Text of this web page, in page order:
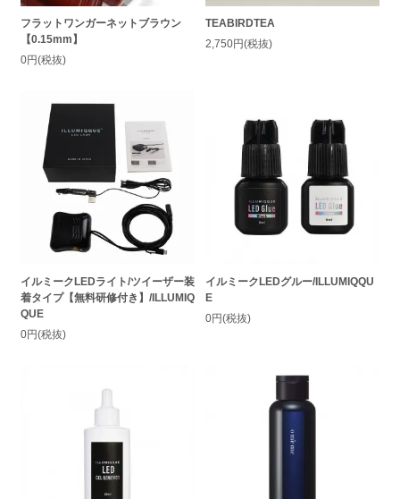
フラットワンガーネットブラウン
【0.15mm】
0円(税抜)
TEABIRDTEA
2,750円(税抜)
イルミークLEDライト/ツイーザー装
着タイプ【無料研修付き】/ILLUMIQ
QUE
0円(税抜)
イルミークLEDグルー/ILLUMIQQU
E
0円(税抜)